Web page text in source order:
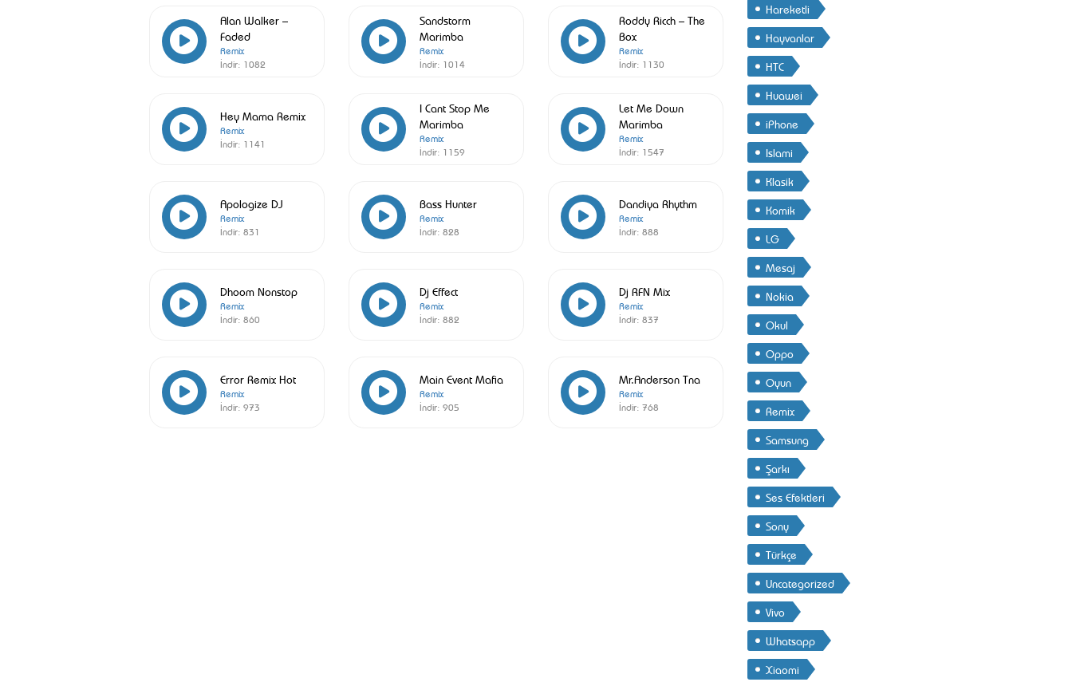
Alan Walker –
Faded
Remix
İndir: 1082
Sandstorm
Marimba
Remix
İndir: 1014
Roddy Ricch – The
Box
Remix
İndir: 1130
Hey Mama Remix
Remix
İndir: 1141
I Cant Stop Me
Marimba
Remix
İndir: 1159
Let Me Down
Marimba
Remix
İndir: 1547
Apologize DJ
Remix
İndir: 831
Bass Hunter
Remix
İndir: 828
Dandiya Rhythm
Remix
İndir: 888
Dhoom Nonstop
Remix
İndir: 860
Dj Effect
Remix
İndir: 882
Dj RFN Mix
Remix
İndir: 837
Error Remix Hot
Remix
İndir: 973
Main Event Mafia
Remix
İndir: 905
Mr.Anderson Tna
Remix
İndir: 768
Hareketli
Hayvanlar
HTC
Huawei
iPhone
Islami
Klasik
Komik
LG
Mesaj
Nokia
Okul
Oppo
Oyun
Remix
Samsung
Şarkı
Ses Efektleri
Sony
Türkçe
Uncategorized
Vivo
Whatsapp
Xiaomi